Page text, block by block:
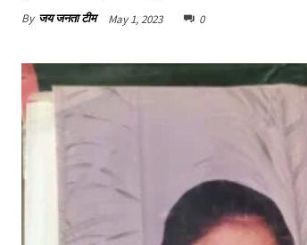
By जय जनता टीम May 1, 2023 0